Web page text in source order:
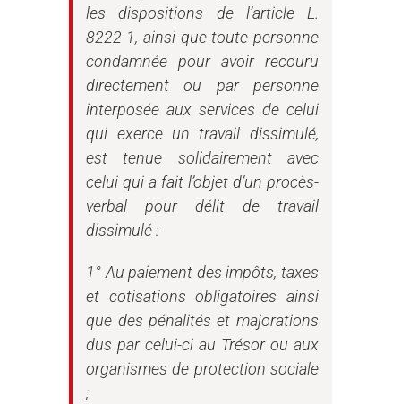
les dispositions de l’article L.
8222-1, ainsi que toute personne
condamnée pour avoir recouru
directement ou par personne
interposée aux services de celui
qui exerce un travail dissimulé,
est tenue solidairement avec
celui qui a fait l’objet d’un procès-
verbal pour délit de travail
dissimulé :
1° Au paiement des impôts, taxes
et cotisations obligatoires ainsi
que des pénalités et majorations
dus par celui-ci au Trésor ou aux
organismes de protection sociale
;